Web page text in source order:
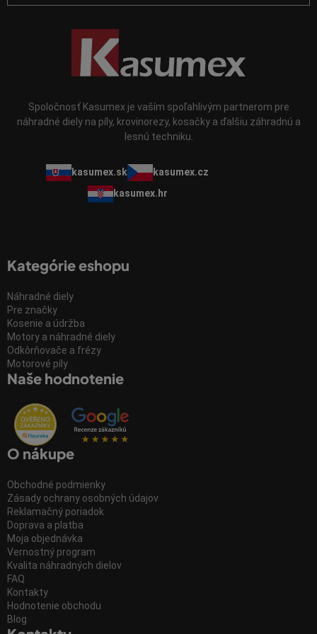
Spoločnosť Kasumex je vaším spoľahlivým partnerom pre
náhradné diely na píly, krovinorezy, kosačky a ďalšiu záhradnú a
lesnú techniku.
kasumex.sk
kasumex.cz
kasumex.hr
Kategórie eshopu
Náhradné diely
Pre značky
Kosenie a údržba
Motory a náhradné diely
Odkôrňovače a frézy
Motorové píly
Naše hodnotenie
O nákupe
Obchodné podmienky
Zásady ochrany osobných údajov
Reklamačný poriadok
Doprava a platba
Moja objednávka
Vernostný program
Kvalita náhradných dielov
FAQ
Kontakty
Hodnotenie obchodu
Blog